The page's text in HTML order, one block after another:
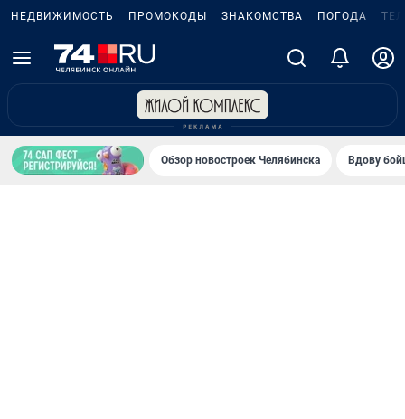
НЕДВИЖИМОСТЬ ПРОМОКОДЫ ЗНАКОМСТВА ПОГОДА
Обзор новостроек Челябинска Вдову